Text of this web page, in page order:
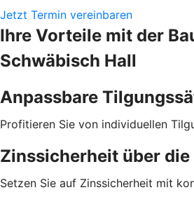
Jetzt Termin vereinbaren
Ihre Vorteile mit der
Schwäbisch Hall
Anpassbare
Profitieren Sie von individuellen
Zinssicherheit über
Setzen Sie auf Zinssicherheit mit